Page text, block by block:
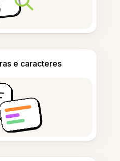
e caracteres